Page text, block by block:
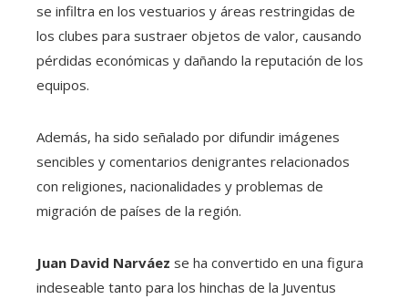
se infiltra en los vestuarios y áreas restringidas de
los clubes para sustraer objetos de valor, causando
pérdidas económicas y dañando la reputación de los
equipos.
Además, ha sido señalado por difundir imágenes
sencibles y comentarios denigrantes relacionados
con religiones, nacionalidades y problemas de
migración de países de la región.
Juan David Narváez se ha convertido en una figura
indeseable tanto para los hinchas de la Juventus